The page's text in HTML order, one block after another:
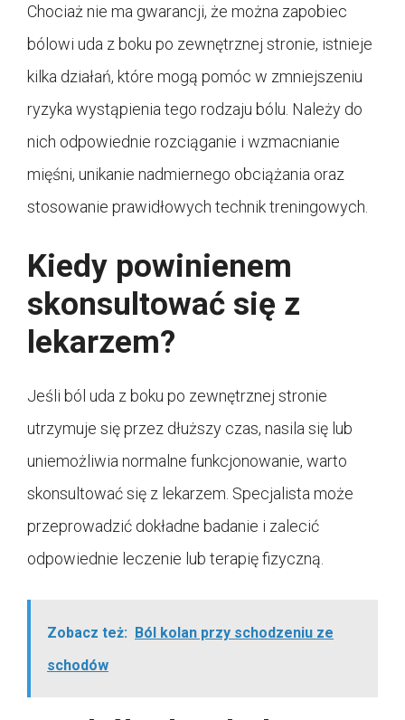
Chociaż nie ma gwarancji, że można zapobiec
bólowi uda z boku po zewnętrznej stronie, istnieje
kilka działań, które mogą pomóc w zmniejszeniu
ryzyka wystąpienia tego rodzaju bólu. Należy do
nich odpowiednie rozciąganie i wzmacnianie
mięśni, unikanie nadmiernego obciążania oraz
stosowanie prawidłowych technik treningowych.
Kiedy powinienem
skonsultować się z
lekarzem?
Jeśli ból uda z boku po zewnętrznej stronie
utrzymuje się przez dłuższy czas, nasila się lub
uniemożliwia normalne funkcjonowanie, warto
skonsultować się z lekarzem. Specjalista może
przeprowadzić dokładne badanie i zalecić
odpowiednie leczenie lub terapię fizyczną.
Zobacz też: Ból kolan przy schodzeniu ze
schodów